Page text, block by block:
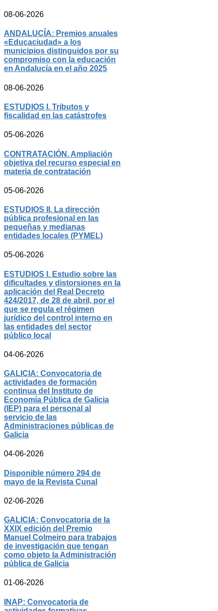
08-06-2026
ANDALUCÍA: Premios anuales
«Educaciudad» a los
municipios distinguidos por su
compromiso con la educación
en Andalucía en el año 2025
08-06-2026
ESTUDIOS I. Tributos y
fiscalidad en las catástrofes
05-06-2026
CONTRATACIÓN. Ampliación
objetiva del recurso especial en
materia de contratación
05-06-2026
ESTUDIOS II. La dirección
pública profesional en las
pequeñas y medianas
entidades locales (PYMEL)
05-06-2026
ESTUDIOS I. Estudio sobre las
dificultades y distorsiones en la
aplicación del Real Decreto
424/2017, de 28 de abril, por el
que se regula el régimen
jurídico del control interno en
las entidades del sector
público local
04-06-2026
GALICIA: Convocatoria de
actividades de formación
continua del Instituto de
Economía Pública de Galicia
(IEP) para el personal al
servicio de las
Administraciones públicas de
Galicia
04-06-2026
Disponible número 294 de
mayo de la Revista Cunal
02-06-2026
GALICIA: Convocatoria de la
XXIX edición del Premio
Manuel Colmeiro para trabajos
de investigación que tengan
como objeto la Administración
pública de Galicia
01-06-2026
INAP: Convocatoria de